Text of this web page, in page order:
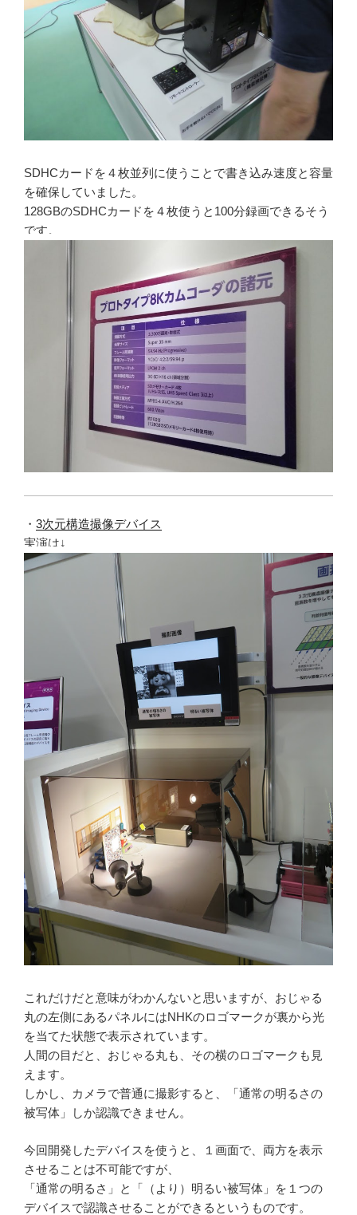
SDHCカードを４枚並列に使うことで書き込み速度と容量
を確保していました。
128GBのSDHCカードを４枚使うと100分録画できるそう
です。
・ 3次元構造撮像デバイス
実演は↓
これだけだと意味がわかんないと思いますが、おじゃる
丸の左側にあるパネルにはNHKのロゴマークが裏から光
を当てた状態で表示されています。
人間の目だと、おじゃる丸も、その横のロゴマークも見
えます。
しかし、カメラで普通に撮影すると、「通常の明るさの
被写体」しか認識できません。
今回開発したデバイスを使うと、１画面で、両方を表示
させることは不可能ですが、
「通常の明るさ」と「（より）明るい被写体」を１つの
デバイスで認識させることができるというものです。